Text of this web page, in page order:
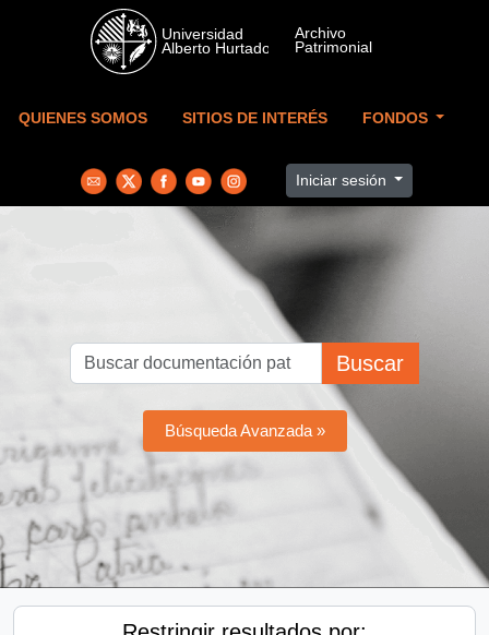
Skip to main content
QUIENES SOMOS SITIOS DE INTERÉS FONDOS
Iniciar sesión
Buscar
Búsqueda Avanzada »